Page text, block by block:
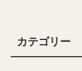
カテゴリー